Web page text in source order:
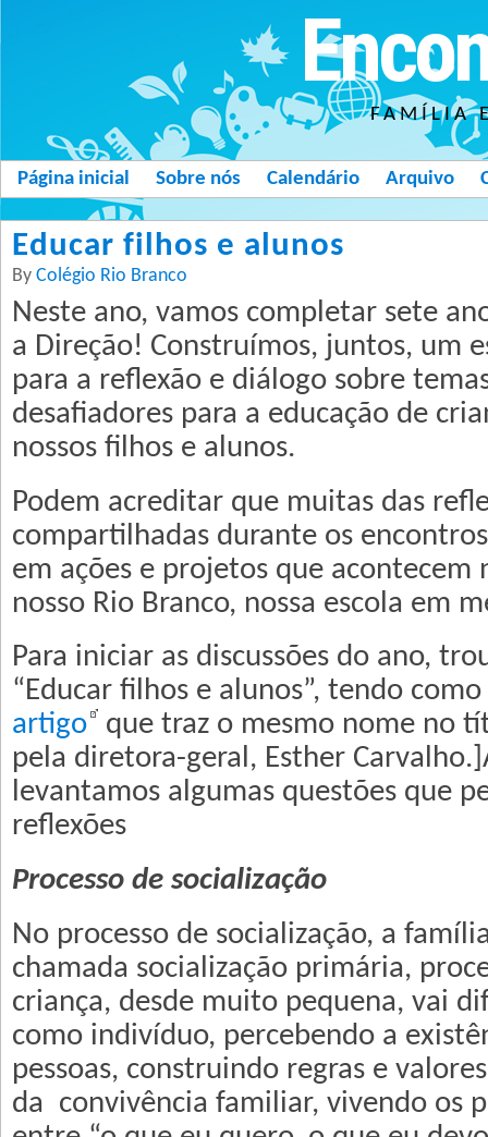
FAMÍLIA
Página inicial Sobre nós Calendário Arquivo
Educar filhos e alunos
By Colégio Rio Branco
Neste ano, vamos completar sete
a Direção! Construímos, juntos, um
para a reflexão e diálogo sobre
desafiadores para a educação de
nossos filhos e alunos.
Podem acreditar que muitas das
compartilhadas durante os
em ações e projetos que acontecem
nosso Rio Branco, nossa escola em
Para iniciar as discussões do ano,
“Educar filhos e alunos”, tendo
artigo
que traz o mesmo nome no
pela diretora-geral, Esther
levantamos algumas questões que
reflexões
Processo de socialização
No processo de socialização, a
chamada socialização primária,
criança, desde muito pequena, vai
como indivíduo, percebendo a
pessoas, construindo regras e
da convivência familiar, vivendo os